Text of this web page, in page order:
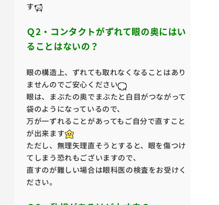
す
Ｑ2・コンタクトがずれて眼の奥にはい
ることはないの？
眼の構造上、ずれても取れなくなることはあり
ませんのでご安心ください
眼は、まぶたの奥でまぶたと白目がつながって
袋のようになっているので、
万が一ずれることがあってもご自分で直すこと
が出来ます
ただし、無理矢理直そうとすると、眼を傷つけ
てしまう恐れもございますので、
直すのが難しい場合は眼科医の検査をお受けく
ださい。